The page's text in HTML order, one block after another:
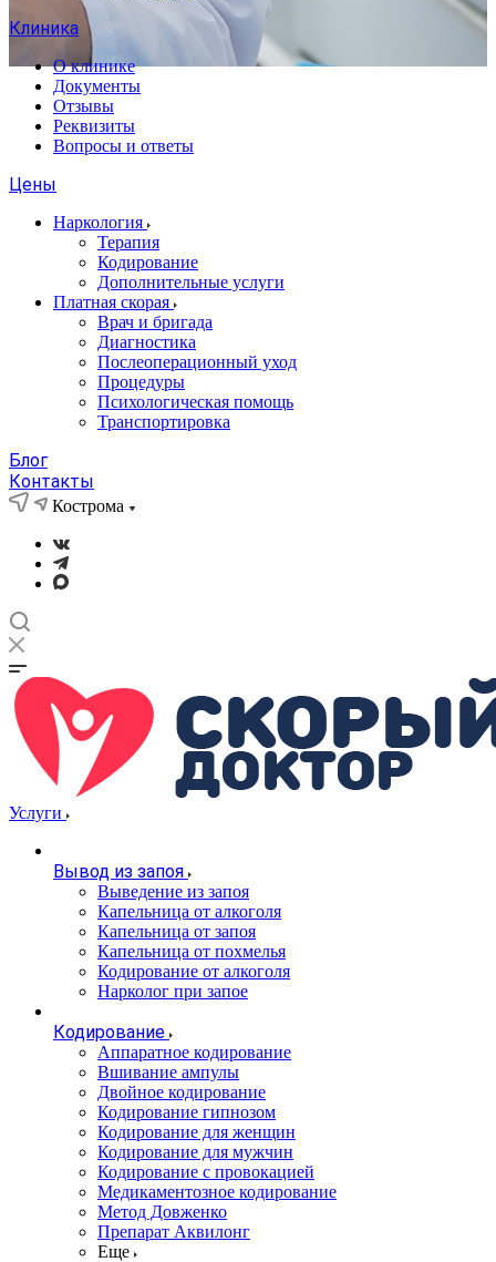
Клиника
О клинике
Документы
Отзывы
Реквизиты
Вопросы и ответы
Цены
Наркология
Терапия
Кодирование
Дополнительные услуги
Платная скорая
Врач и бригада
Диагностика
Послеоперационный уход
Процедуры
Психологическая помощь
Транспортировка
Блог
Контакты
Кострома
Услуги
Вывод из запоя
Выведение из запоя
Капельница от алкоголя
Капельница от запоя
Капельница от похмелья
Кодирование от алкоголя
Нарколог при запое
Кодирование
Аппаратное кодирование
Вшивание ампулы
Двойное кодирование
Кодирование гипнозом
Кодирование для женщин
Кодирование для мужчин
Кодирование с провокацией
Медикаментозное кодирование
Метод Довженко
Препарат Аквилонг
Еще